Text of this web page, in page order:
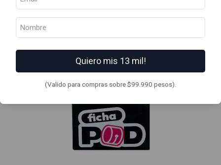
Quiero mis 13 mil!
(Valido para compras sobre $99.990 pesos).